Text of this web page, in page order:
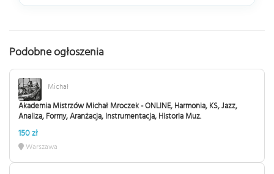
Podobne ogłoszenia
Michał
Akademia Mistrzów Michał Mroczek - ONLINE, Harmonia, KS, Jazz,
Analiza, Formy, Aranżacja, Instrumentacja, Historia Muz.
150 zł
Warszawa